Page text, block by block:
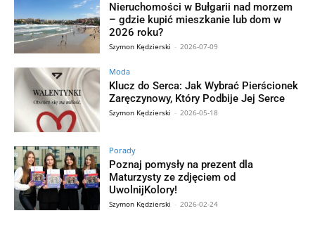
Nieruchomości w Bułgarii nad morzem
– gdzie kupić mieszkanie lub dom w
2026 roku?
Szymon Kędzierski - 2026-07-09
Moda
Klucz do Serca: Jak Wybrać Pierścionek
Zaręczynowy, Który Podbije Jej Serce
Szymon Kędzierski - 2026-05-18
Porady
Poznaj pomysły na prezent dla
Maturzysty ze zdjęciem od
UwolnijKolory!
Szymon Kędzierski - 2026-02-24